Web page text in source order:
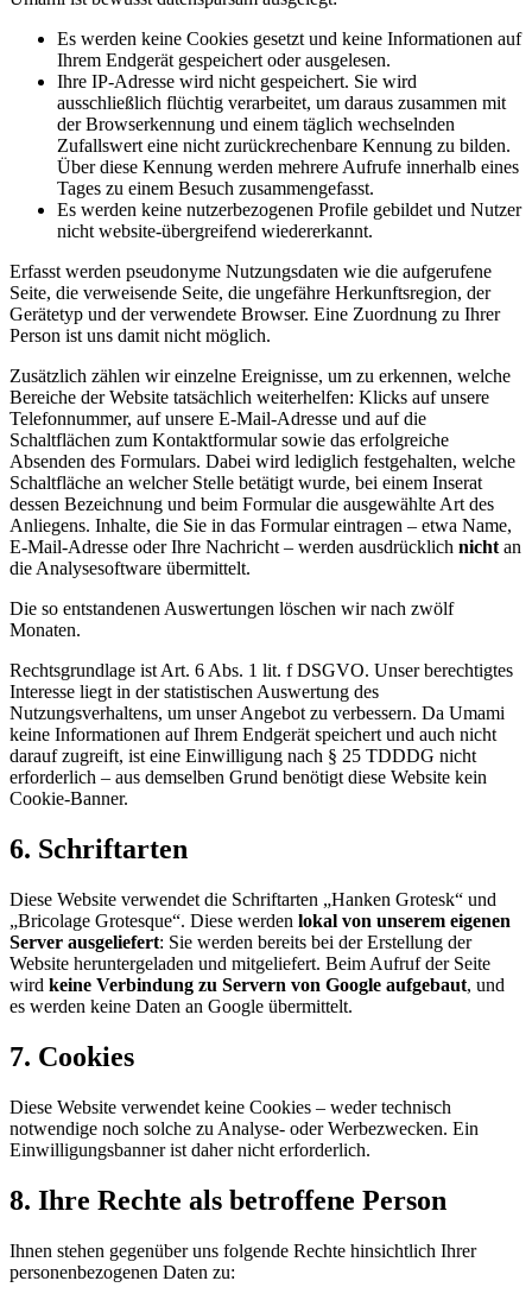
Es werden keine Cookies gesetzt und keine Informationen auf
Ihrem Endgerät gespeichert oder ausgelesen.
Ihre IP-Adresse wird nicht gespeichert. Sie wird
ausschließlich flüchtig verarbeitet, um daraus zusammen mit
der Browserkennung und einem täglich wechselnden
Zufallswert eine nicht zurückrechenbare Kennung zu bilden.
Über diese Kennung werden mehrere Aufrufe innerhalb eines
Tages zu einem Besuch zusammengefasst.
Es werden keine nutzerbezogenen Profile gebildet und Nutzer
nicht website-übergreifend wiedererkannt.
Erfasst werden pseudonyme Nutzungsdaten wie die aufgerufene
Seite, die verweisende Seite, die ungefähre Herkunftsregion, der
Gerätetyp und der verwendete Browser. Eine Zuordnung zu Ihrer
Person ist uns damit nicht möglich.
Zusätzlich zählen wir einzelne Ereignisse, um zu erkennen, welche
Bereiche der Website tatsächlich weiterhelfen: Klicks auf unsere
Telefonnummer, auf unsere E-Mail-Adresse und auf die
Schaltflächen zum Kontaktformular sowie das erfolgreiche
Absenden des Formulars. Dabei wird lediglich festgehalten, welche
Schaltfläche an welcher Stelle betätigt wurde, bei einem Inserat
dessen Bezeichnung und beim Formular die ausgewählte Art des
Anliegens. Inhalte, die Sie in das Formular eintragen – etwa Name,
E-Mail-Adresse oder Ihre Nachricht – werden ausdrücklich nicht an
die Analysesoftware übermittelt.
Die so entstandenen Auswertungen löschen wir nach zwölf
Monaten.
Rechtsgrundlage ist Art. 6 Abs. 1 lit. f DSGVO. Unser berechtigtes
Interesse liegt in der statistischen Auswertung des
Nutzungsverhaltens, um unser Angebot zu verbessern. Da Umami
keine Informationen auf Ihrem Endgerät speichert und auch nicht
darauf zugreift, ist eine Einwilligung nach § 25 TDDDG nicht
erforderlich – aus demselben Grund benötigt diese Website kein
Cookie-Banner.
6. Schriftarten
Diese Website verwendet die Schriftarten „Hanken Grotesk“ und
„Bricolage Grotesque“. Diese werden lokal von unserem eigenen
Server ausgeliefert: Sie werden bereits bei der Erstellung der
Website heruntergeladen und mitgeliefert. Beim Aufruf der Seite
wird keine Verbindung zu Servern von Google aufgebaut, und
es werden keine Daten an Google übermittelt.
7. Cookies
Diese Website verwendet keine Cookies – weder technisch
notwendige noch solche zu Analyse- oder Werbezwecken. Ein
Einwilligungsbanner ist daher nicht erforderlich.
8. Ihre Rechte als betroffene Person
Ihnen stehen gegenüber uns folgende Rechte hinsichtlich Ihrer
personenbezogenen Daten zu: